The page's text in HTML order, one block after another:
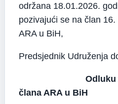
održana 18.01.2026.
pozivajući se na član
ARA u BiH,
Predsjednik Udruženja
člana ARA u BiH